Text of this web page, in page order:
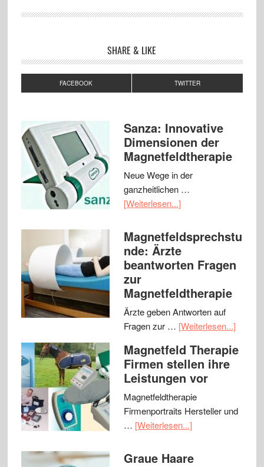
SHARE & LIKE
FACEBOOK TWITTER
Sanza: Innovative
Dimensionen der
Magnetfeldtherapie
Neue Wege in der
ganzheitlichen …
[Weiterlesen...]
Magnetfeldsprechstu
nde: Ärzte
beantworten Fragen
zur
Magnetfeldtherapie
Ärzte geben Antworten auf
Fragen zur … [Weiterlesen...]
Magnetfeld Therapie
Firmen stellen ihre
Leistungen vor
Magnetfeldtherapie
Firmenportraits Hersteller und
… [Weiterlesen...]
Graue Haare